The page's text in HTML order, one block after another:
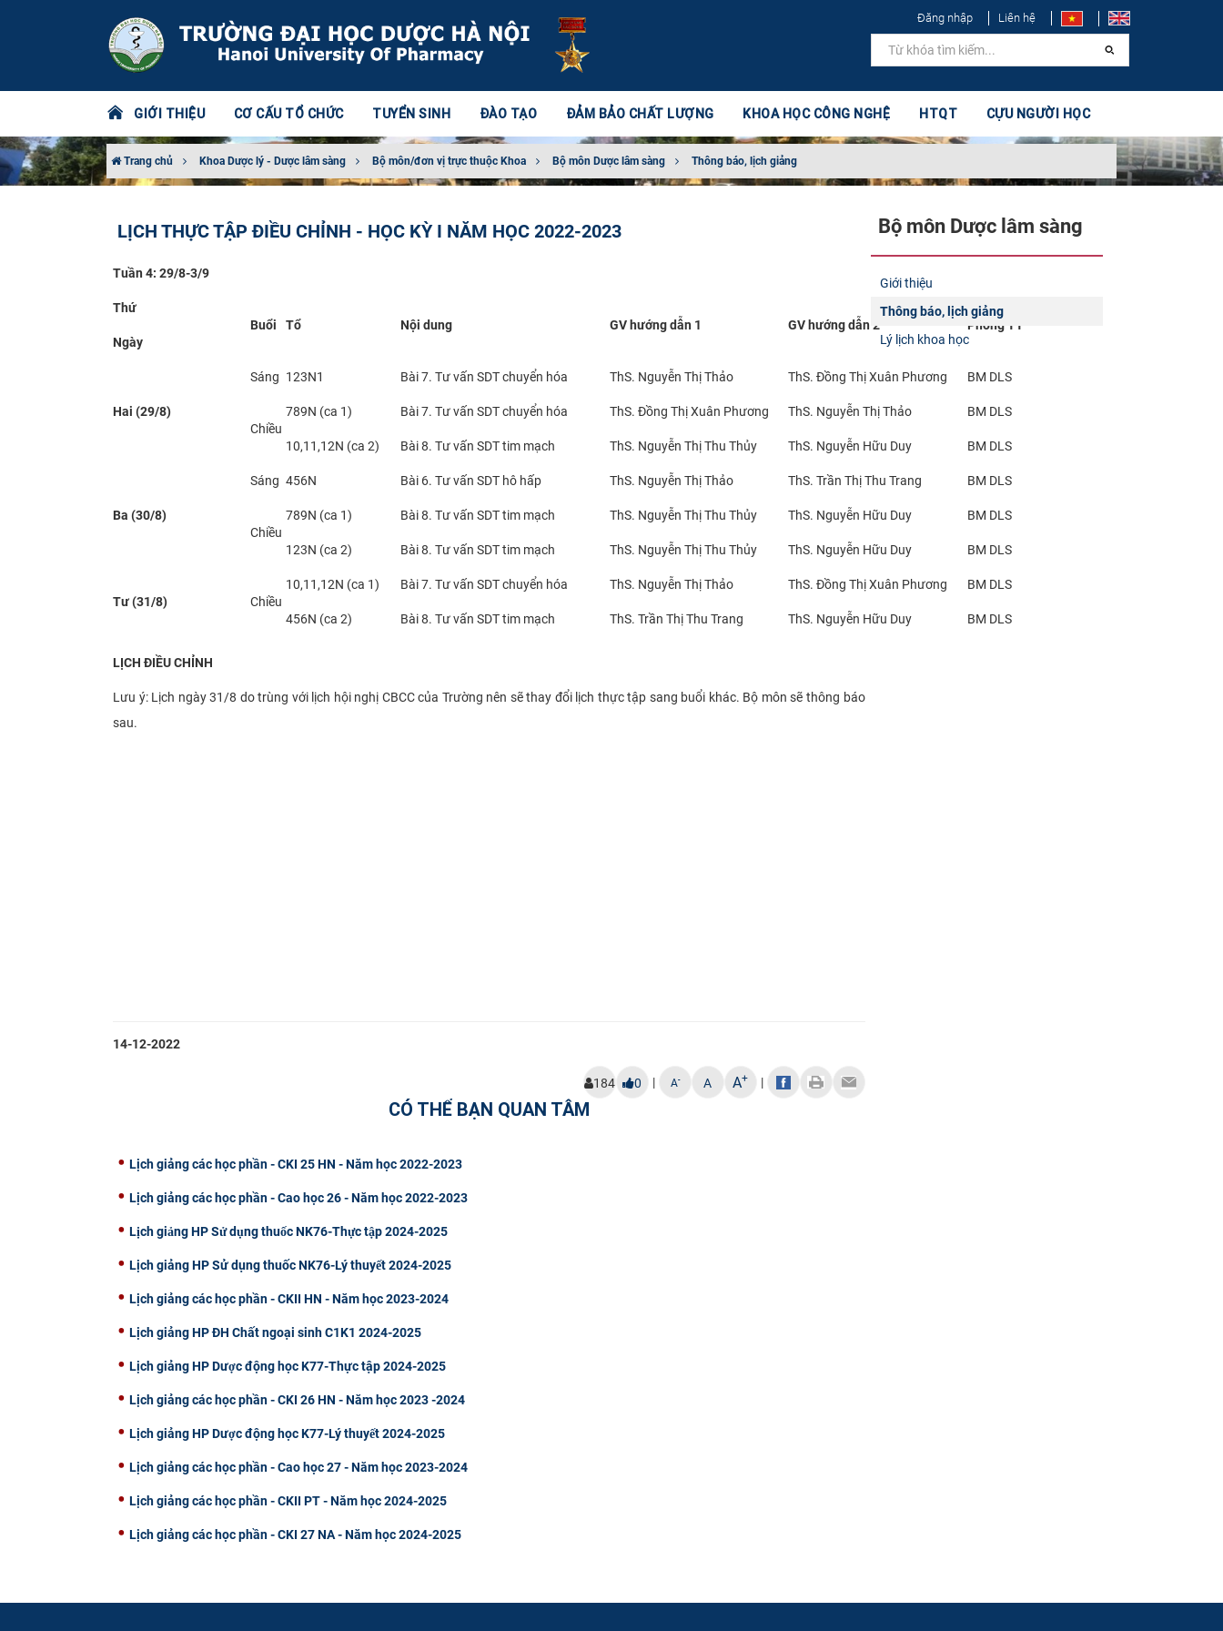
Đăng nhập Liên hệ
GIỚI THIỆU CƠ CẤU TỔ CHỨC TUYỂN SINH ĐÀO TẠO ĐẢM BẢO CHẤT LƯỢNG KHOA HỌC CÔNG NGHỆ HTQT CỰU NGƯỜI HỌC
Trang chủ Khoa Dược lý - Dược lâm sàng Bộ môn/đơn vị trực thuộc Khoa Bộ môn Dược lâm sàng Thông báo, lịch giảng
LỊCH THỰC TẬP ĐIỀU CHỈNH - HỌC KỲ I NĂM HỌC 2022-2023
Tuần 4: 29/8-3/9
Thứ
Buổi
Tổ Nội dung GV hướng dẫn 1 GV hướng dẫn 2
Phòng TT
Ngày
Hai (29/8)
Sáng 123N1 Bài 7. Tư vấn SDT chuyển hóa ThS. Nguyễn Thị Thảo ThS. Đồng Thị Xuân Phương BM DLS
Chiều
789N (ca 1) Bài 7. Tư vấn SDT chuyển hóa ThS. Đồng Thị Xuân Phương ThS. Nguyễn Thị Thảo BM DLS
10,11,12N (ca 2) Bài 8. Tư vấn SDT tim mạch ThS. Nguyễn Thị Thu Thủy ThS. Nguyễn Hữu Duy BM DLS
Ba (30/8)
Sáng 456N Bài 6. Tư vấn SDT hô hấp ThS. Nguyễn Thị Thảo ThS. Trần Thị Thu Trang BM DLS
Chiều
789N (ca 1) Bài 8. Tư vấn SDT tim mạch ThS. Nguyễn Thị Thu Thủy ThS. Nguyễn Hữu Duy BM DLS
123N (ca 2) Bài 8. Tư vấn SDT tim mạch ThS. Nguyễn Thị Thu Thủy ThS. Nguyễn Hữu Duy BM DLS
Tư (31/8) Chiều
10,11,12N (ca 1) Bài 7. Tư vấn SDT chuyển hóa ThS. Nguyễn Thị Thảo ThS. Đồng Thị Xuân Phương BM DLS
456N (ca 2) Bài 8. Tư vấn SDT tim mạch ThS. Trần Thị Thu Trang ThS. Nguyễn Hữu Duy BM DLS
LỊCH ĐIỀU CHỈNH
Lưu ý: Lịch ngày 31/8 do trùng với lịch hội nghị CBCC của Trường nên sẽ thay đổi lịch thực tập sang buổi khác. Bộ môn sẽ thông báo
sau.
14-12-2022
184 0 | A- A A+ |
CÓ THỂ BẠN QUAN TÂM
Lịch giảng các học phần - CKI 25 HN - Năm học 2022-2023
Lịch giảng các học phần - Cao học 26 - Năm học 2022-2023
Lịch giảng HP Sử dụng thuốc NK76-Thực tập 2024-2025
Lịch giảng HP Sử dụng thuốc NK76-Lý thuyết 2024-2025
Lịch giảng các học phần - CKII HN - Năm học 2023-2024
Lịch giảng HP ĐH Chất ngoại sinh C1K1 2024-2025
Lịch giảng HP Dược động học K77-Thực tập 2024-2025
Lịch giảng các học phần - CKI 26 HN - Năm học 2023 -2024
Lịch giảng HP Dược động học K77-Lý thuyết 2024-2025
Lịch giảng các học phần - Cao học 27 - Năm học 2023-2024
Lịch giảng các học phần - CKII PT - Năm học 2024-2025
Lịch giảng các học phần - CKI 27 NA - Năm học 2024-2025
Bộ môn Dược lâm sàng
Giới thiệu
Thông báo, lịch giảng
Lý lịch khoa học